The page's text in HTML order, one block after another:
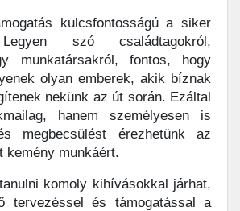
kulcsfontosságú a siker
szó családtagokról,
munkatársakról, fontos, hogy
olyan emberek, akik bíznak
nekünk az út során. Ezáltal
hanem személyesen is
megbecsülést érezhetünk az
kemény munkáért.
komoly kihívásokkal járhat,
tervezéssel és támogatással a